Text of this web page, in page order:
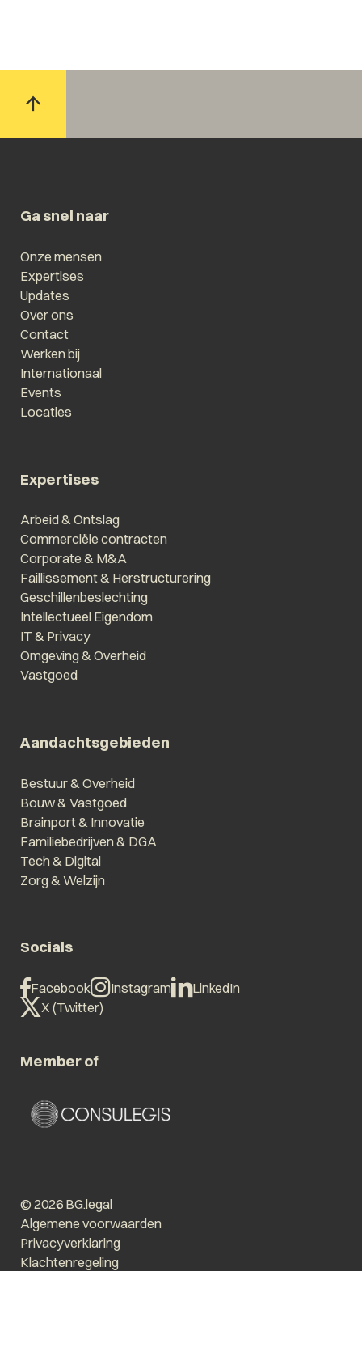
Ga snel naar
Onze mensen
Expertises
Updates
Over ons
Contact
Werken bij
Internationaal
Events
Locaties
Expertises
Arbeid & Ontslag
Commerciële contracten
Corporate & M&A
Faillissement & Herstructurering
Geschillenbeslechting
Intellectueel Eigendom
IT & Privacy
Omgeving & Overheid
Vastgoed
Aandachtsgebieden
Bestuur & Overheid
Bouw & Vastgoed
Brainport & Innovatie
Familiebedrijven & DGA
Tech & Digital
Zorg & Welzijn
Socials
Facebook Instagram
LinkedIn
X (Twitter)
Member of
© 2026 BG.legal
Algemene voorwaarden
Privacyverklaring
Klachtenregeling